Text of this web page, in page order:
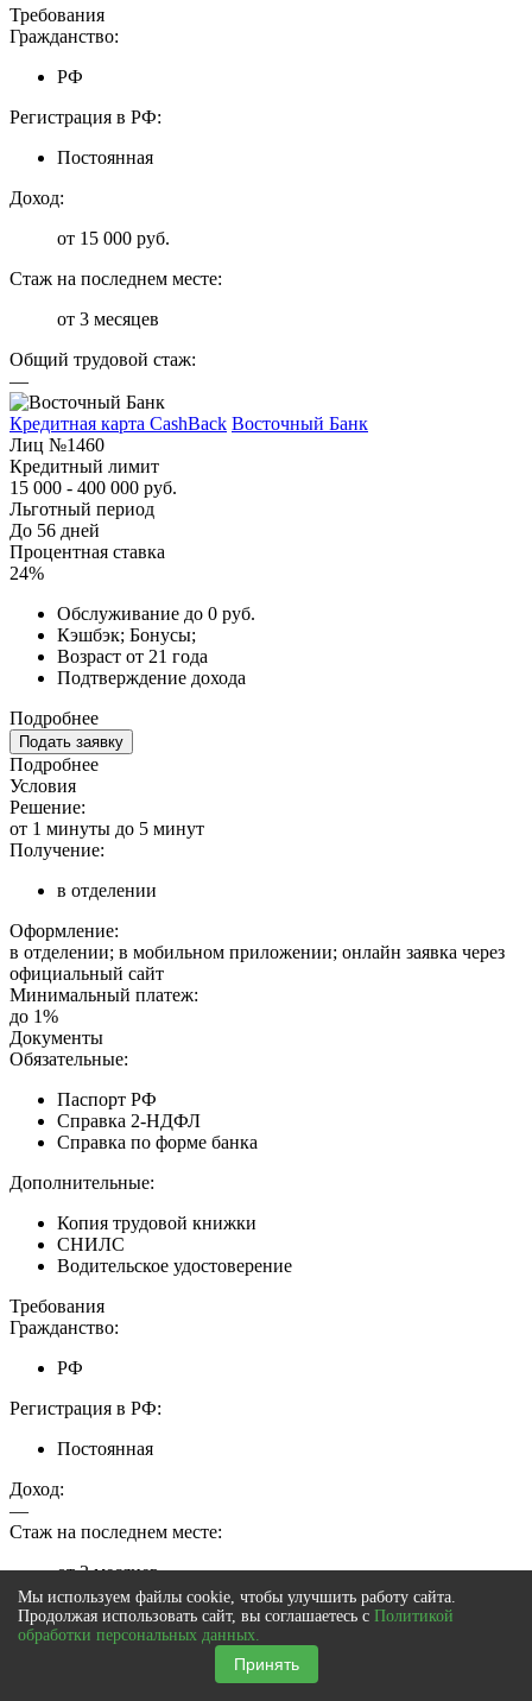
Требования
Гражданство:
РФ
Регистрация в РФ:
Постоянная
Доход:
от 15 000 руб.
Стаж на последнем месте:
от 3 месяцев
Общий трудовой стаж:
—
Кредитная карта CashBack Восточный Банк
Лиц №1460
Кредитный лимит
15 000 - 400 000 руб.
Льготный период
До 56 дней
Процентная ставка
24%
Обслуживание до 0 руб.
Кэшбэк; Бонусы;
Возраст от 21 года
Подтверждение дохода
Подробнее
Подать заявку
Подробнее
Условия
Решение:
от 1 минуты до 5 минут
Получение:
в отделении
Оформление:
в отделении; в мобильном приложении; онлайн заявка через
официальный сайт
Минимальный платеж:
до 1%
Документы
Обязательные:
Паспорт РФ
Справка 2-НДФЛ
Справка по форме банка
Дополнительные:
Копия трудовой книжки
СНИЛС
Водительское удостоверение
Требования
Гражданство:
РФ
Регистрация в РФ:
Постоянная
Доход:
—
Стаж на последнем месте:
от 3 месяцев
Общий трудовой стаж:
—
Карта рассрочки Свобода
Банк Хоум Кредит
Мы используем файлы cookie, чтобы улучшить работу сайта.
Продолжая использовать сайт, вы соглашаетесь с Политикой
обработки персональных данных.
Принять